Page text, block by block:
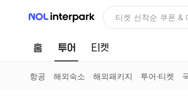
NOL 인터파크 NOLDAY, 최대
홈 투어
항공 해외숙소 해외패키지 투어·티켓